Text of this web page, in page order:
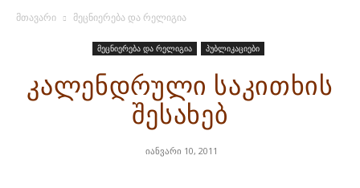
მთავარი მეცნიერება და რელიგია
მეცნიერება და რელიგია პუბლიკაციები
კალენდრული საკითხის
შესახებ
იანვარი 10, 2011